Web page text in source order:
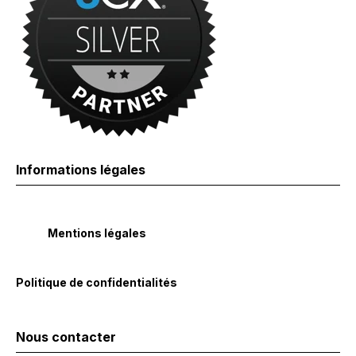
Informations légales
Mentions légales
Politique de confidentialités
Nous contacter